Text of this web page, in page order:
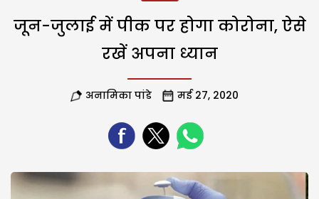
जून-जुलाई में पीक पर होगा कोरोना, ऐसे
रखें अपना ध्यान
अनामिका पांडे मई 27, 2020